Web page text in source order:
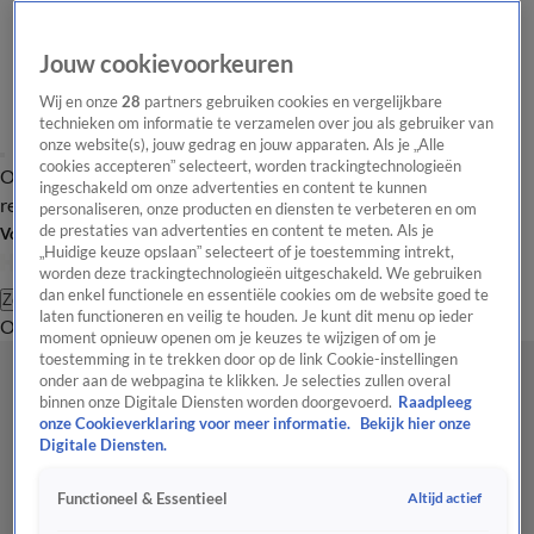
Overzicht Laatste nieuws Regionieuws Het beste van Hart
Tip de
redactie
Volg Hart van Nederland
Zoeken
OverzichtRegioUitzendingenWeerTip de redactiePanelVideo's
Jouw cookievoorkeuren
Wij en onze28 partners gebruiken cookies en vergelijkbare
technieken om informatie te verzamelen over jou als gebruiker van
onze website(s), jouw gedrag en jouw apparaten. Als je „Alle
cookies accepteren” selecteert, worden trackingtechnologieën
ingeschakeld om onze advertenties en content te kunnen
personaliseren, onze producten en diensten te verbeteren en om
de prestaties van advertenties en content te meten. Als je
„Huidige keuze opslaan” selecteert of je toestemming intrekt,
worden deze trackingtechnologieën uitgeschakeld. We gebruiken
dan enkel functionele en essentiële cookies om de website goed te
laten functioneren en veilig te houden. Je kunt dit menu op ieder
moment opnieuw openen om je keuzes te wijzigen of om je
toestemming in te trekken door op de link Cookie-instellingen
onder aan de webpagina te klikken. Je selecties zullen overal
binnen onze Digitale Diensten worden doorgevoerd. Raadpleeg
onze Cookieverklaring voor meer informatie.
Bekijk hier onze
Digitale Diensten.
Functioneel & Essentieel Altijd actief